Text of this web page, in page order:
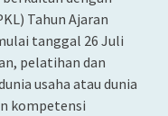
Tahun Ajaran
tanggal 26 Juli
pelatihan dan
usaha atau dunia
kompetensi